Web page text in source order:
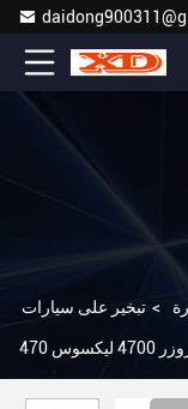
> تبخير على سيارات AC